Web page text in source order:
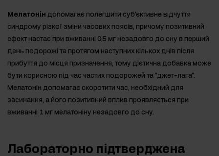
Мелатонін допомагає полегшити суб'єктивне відчуття
синдрому різкої зміни часових поясів, причому позитивний
ефект настає при вживанні 0,5 мг незадовго до сну в перший
день подорожі та протягом наступних кількох днів після
прибуття до місця призначення, тому дієтична добавка може
бути корисною під час частих подорожей та "джет-лага".
Мелатонін допомагає скоротити час, необхідний для
засинання, а його позитивний вплив проявляється при
вживанні 1 мг мелатоніну незадовго до сну.
Лабораторно підтверджена